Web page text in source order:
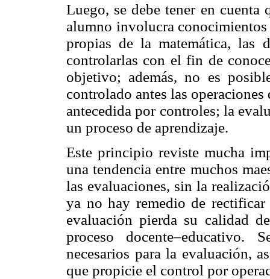
Luego, se debe tener en
alumno involucra
propias de la matemática, las
controlarlas con el fin de
objetivo; además, no es
controlado antes las
antecedida por controles; la
un proceso de aprendizaje.
Este principio reviste mucha
una tendencia entre muchos
las evaluaciones, sin la
ya no hay remedio de
evaluación pierda su calidad
proceso docente–educativo.
necesarios para la evaluación,
que propicie el control por